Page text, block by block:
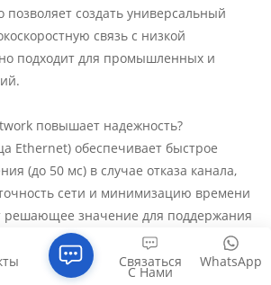
позволяет создать универсальный
связь с низкой
подходит для промышленных и
повышает надежность?
Ethernet) обеспечивает быстрое
(до 50 мс) в случае отказа канала,
сети и минимизацию времени
решающее значение для поддержания
в критических
WhatsApp
Связаться
С Нами